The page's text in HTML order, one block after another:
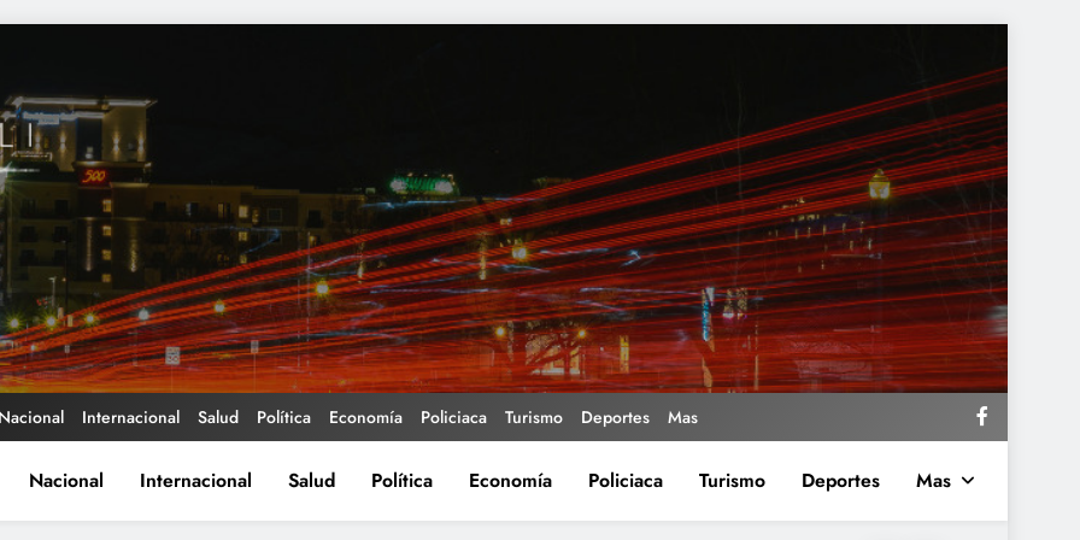
Nacional Internacional Salud Política Economía Policiaca Turismo Deportes Mas
Nacional Internacional Salud Política Economía Policiaca Turismo Deportes Mas